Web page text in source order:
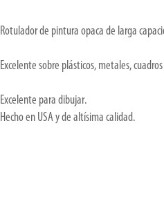
Rotulador de pintura opaca de larga
Excelente sobre plásticos, metales,
Excelente para dibujar.
Hecho en USA y de altísima calidad.